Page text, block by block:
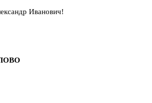
Иванович!